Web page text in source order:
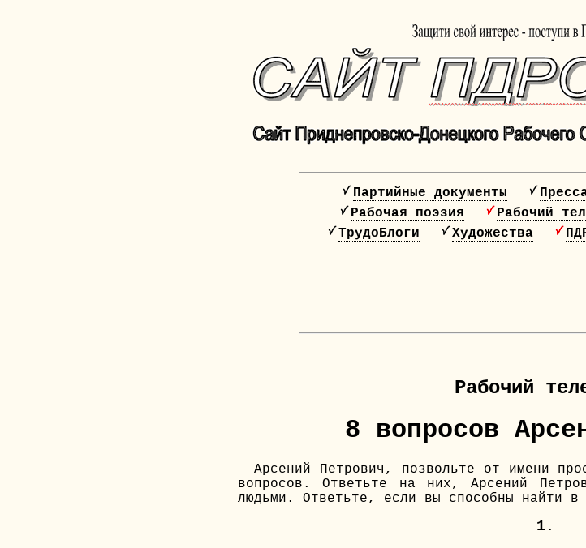
Партийные документы
Рабочая поэзия
Рабочий
ТрудоБлоги
Художества
Рабочий
8 вопросов
Арсений Петрович, позвольте от имени
вопросов. Ответьте на них, Арсений
людьми. Ответьте, если вы способны найти в
1.